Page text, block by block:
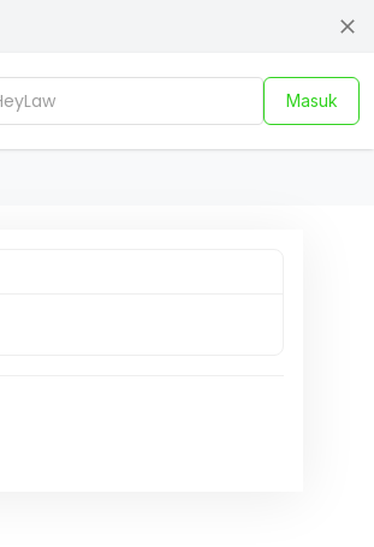
Masuk